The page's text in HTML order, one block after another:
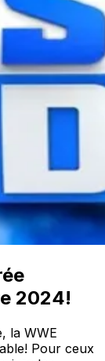
2024!
la WWE
Pour ceux